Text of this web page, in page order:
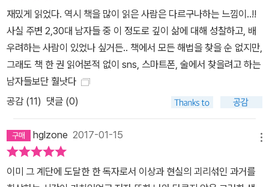
재밌게 읽었다. 역시 책을 많이 읽은 사람은 다르구나하는 느낌이..!!
사실 주변 2,30대 남자들 중 이 정도로 깊이 삶에 대해 성찰하고, 배
우려하는 사람이 있었나 싶거든.. 책에서 모든 해법을 찾을 순 없지만,
그래도 책 한 권 읽어본적 없이 sns, 스마트폰, 술에서 찾을려고 하는
남자들보단 훨낫다
공감 (11) 댓글 (0)
hglzone 2017-01-15
이미 그 계단에 도달한 한 독자로서 이상과 현실의 괴리섞인 과거를